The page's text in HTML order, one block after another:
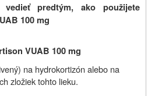
vedieť predtým,
ako použijete
100 mg
VUAB 100 mg
na hydrokortizónalebo na
zložiek tohto lieku.